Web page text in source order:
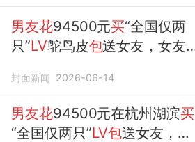
男友花94500元买“全国仅两
只”LV鸵鸟皮包送女友，女友
品”，要求退款遭拒
封面新闻 2026-06-14
男友花94500元在杭州湖滨买
“全国仅两只”LV包送女友，女